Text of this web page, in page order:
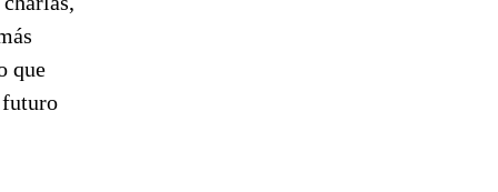
que
futuro